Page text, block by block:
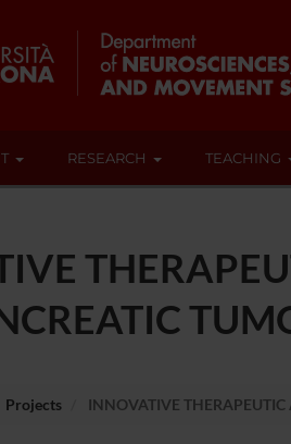
RESEARCH TEACHING
Projects INNOVATIVE